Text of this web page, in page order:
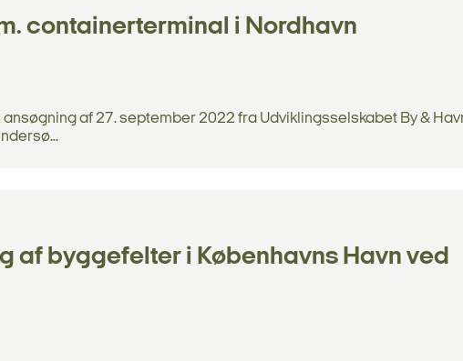
containerterminal i Nordhavn
af 27. september 2022 fra Udviklingsselskabet By &
af byggefelter i Københavns Havn ved